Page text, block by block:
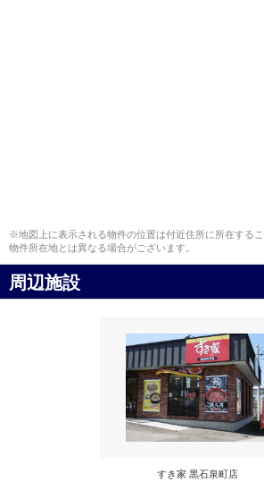
※地図上に表示される物件の位置は付近住所に所在する
物件所在地とは異なる場合がございます。
周辺施設
すき家 黒石泉町店